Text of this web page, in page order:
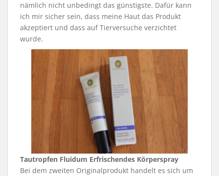
nämlich nicht unbedingt das günstigste. Dafür kann
ich mir sicher sein, dass meine Haut das Produkt
akzeptiert und dass auf Tierversuche verzichtet
wurde.
Tautropfen Fluidum Erfrischendes Körperspray
Bei dem zweiten Originalprodukt handelt es sich um